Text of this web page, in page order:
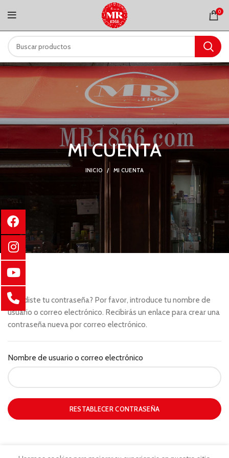
0
MI CUENTA
INICIO MI CUENTA
¿Perdiste tu contraseña? Por favor, introduce tu nombre de
usuario o correo electrónico. Recibirás un enlace para crear una
contraseña nueva por correo electrónico.
Nombre de usuario o correo electrónico
RESTABLECER CONTRASEÑA